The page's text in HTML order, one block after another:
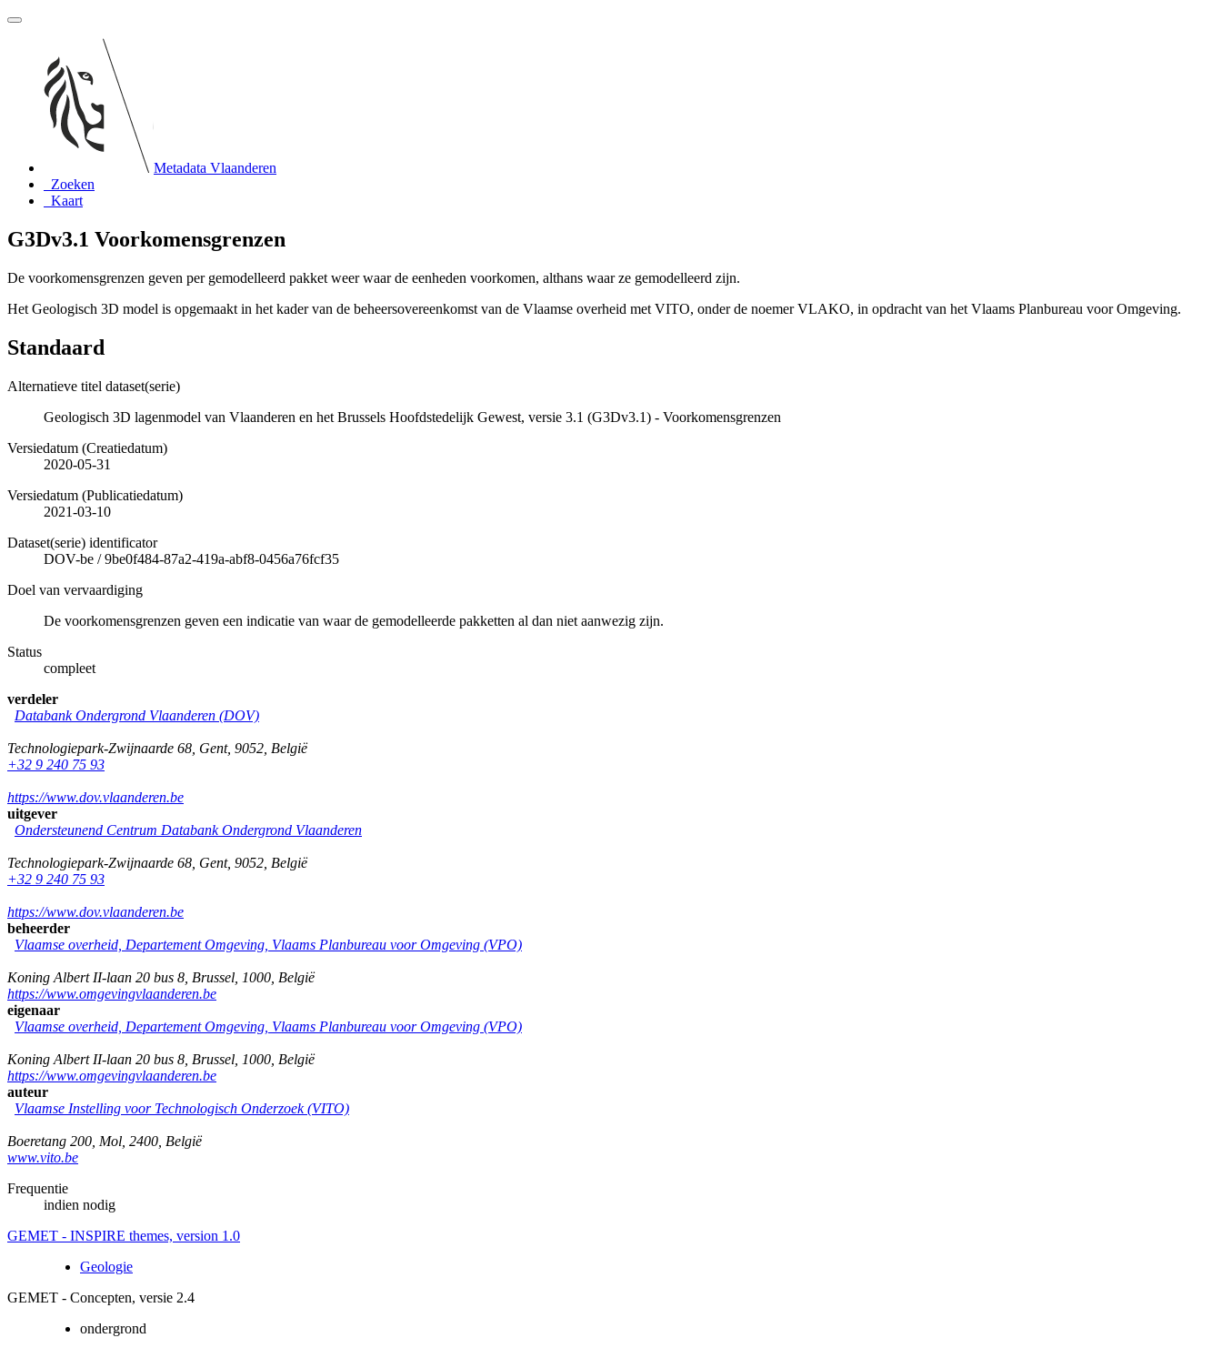
Metadata Vlaanderen
Zoeken
Kaart
G3Dv3.1 Voorkomensgrenzen
De voorkomensgrenzen geven per gemodelleerd pakket weer waar de eenheden voorkomen, althans waar ze gemodelleerd zijn.
Het Geologisch 3D model is opgemaakt in het kader van de beheersovereenkomst van de Vlaamse overheid met VITO, onder de noemer VLAKO, in opdracht van het Vlaams Planbureau voor Omgeving.
Standaard
Alternatieve titel dataset(serie)
Geologisch 3D lagenmodel van Vlaanderen en het Brussels Hoofdstedelijk Gewest, versie 3.1 (G3Dv3.1) - Voorkomensgrenzen
Versiedatum (Creatiedatum)
2020-05-31
Versiedatum (Publicatiedatum)
2021-03-10
Dataset(serie) identificator
DOV-be /9be0f484-87a2-419a-abf8-0456a76fcf35
Doel van vervaardiging
De voorkomensgrenzen geven een indicatie van waar de gemodelleerde pakketten al dan niet aanwezig zijn.
Status
compleet
verdeler
Databank Ondergrond Vlaanderen (DOV)
Technologiepark-Zwijnaarde 68 Gent, 9052 België
+32 9 240 75 93
https://www.dov.vlaanderen.be
uitgever
Ondersteunend Centrum Databank Ondergrond Vlaanderen
Technologiepark-Zwijnaarde 68 Gent, 9052 België
+32 9 240 75 93
https://www.dov.vlaanderen.be
beheerder
Vlaamse overheid, Departement Omgeving, Vlaams Planbureau voor Omgeving (VPO)
Koning Albert II-laan 20 bus 8 Brussel 1000 België
https://www.omgevingvlaanderen.be
eigenaar
Vlaamse overheid, Departement Omgeving, Vlaams Planbureau voor Omgeving (VPO)
Koning Albert II-laan 20 bus 8 Brussel 1000 België
https://www.omgevingvlaanderen.be
auteur
Vlaamse Instelling voor Technologisch Onderzoek (VITO)
Boeretang 200 Mol 2400 België
www.vito.be
Frequentie
indien nodig
GEMET - INSPIRE themes, version 1.0
Geologie
GEMET - Concepten, versie 2.4
ondergrond